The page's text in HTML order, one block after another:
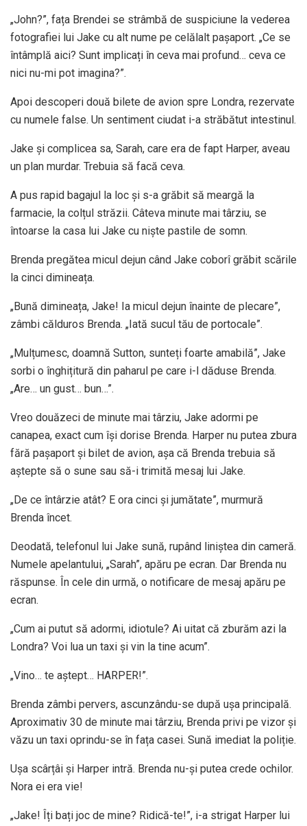
„John?”, fața Brendei se strâmbă de suspiciune la vederea
fotografiei lui Jake cu alt nume pe celălalt pașaport. „Ce se
întâmplă aici? Sunt implicați în ceva mai profund… ceva ce
nici nu-mi pot imagina?”.
Apoi descoperi două bilete de avion spre Londra, rezervate
cu numele false. Un sentiment ciudat i-a străbătut intestinul.
Jake și complicea sa, Sarah, care era de fapt Harper, aveau
un plan murdar. Trebuia să facă ceva.
A pus rapid bagajul la loc și s-a grăbit să meargă la
farmacie, la colțul străzii. Câteva minute mai târziu, se
întoarse la casa lui Jake cu niște pastile de somn.
Brenda pregătea micul dejun când Jake coborî grăbit scările
la cinci dimineața.
„Bună dimineața, Jake! Ia micul dejun înainte de plecare”,
zâmbi călduros Brenda. „Iată sucul tău de portocale”.
„Mulțumesc, doamnă Sutton, sunteți foarte amabilă”, Jake
sorbi o înghițitură din paharul pe care i-l dăduse Brenda.
„Are… un gust… bun…”.
Vreo douăzeci de minute mai târziu, Jake adormi pe
canapea, exact cum își dorise Brenda. Harper nu putea zbura
fără pașaport și bilet de avion, așa că Brenda trebuia să
aștepte să o sune sau să-i trimită mesaj lui Jake.
„De ce întârzie atât? E ora cinci și jumătate”, murmură
Brenda încet.
Deodată, telefonul lui Jake sună, rupând liniștea din cameră.
Numele apelantului, „Sarah”, apăru pe ecran. Dar Brenda nu
răspunse. În cele din urmă, o notificare de mesaj apăru pe
ecran.
„Cum ai putut să adormi, idiotule? Ai uitat că zburăm azi la
Londra? Voi lua un taxi și vin la tine acum”.
„Vino… te aștept… HARPER!”.
Brenda zâmbi pervers, ascunzându-se după ușa principală.
Aproximativ 30 de minute mai târziu, Brenda privi pe vizor și
văzu un taxi oprindu-se în fața casei. Sună imediat la poliție.
Ușa scârțâi și Harper intră. Brenda nu-și putea crede ochilor.
Nora ei era vie!
„Jake! Îți bați joc de mine? Ridică-te!”, i-a strigat Harper lui